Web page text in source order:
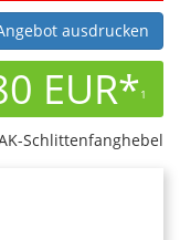
ausdrucken
EUR*1
Schlittenfanghebel